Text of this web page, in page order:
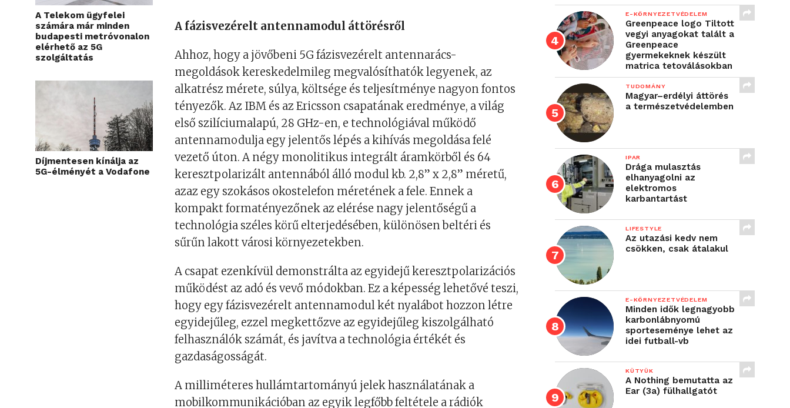
A Telekom ügyfelei
számára már minden
budapesti metróvonalon
elérhető az 5G
szolgáltatás
Díjmentesen kínálja az
5G-élményét a Vodafone
A fázisvezérelt antennamodul áttörésről
Ahhoz, hogy a jövőbeni 5G fázisvezérelt antennarács-
megoldások kereskedelmileg megvalósíthatók legyenek, az
alkatrész mérete, súlya, költsége és teljesítménye nagyon fontos
tényezők. Az IBM és az Ericsson csapatának eredménye, a világ
első szilíciumalapú, 28 GHz-en, e technológiával működő
antennamodulja egy jelentős lépés a kihívás megoldása felé
vezető úton. A négy monolitikus integrált áramkörből és 64
keresztpolarizált antennából álló modul kb. 2,8” x 2,8” méretű,
azaz egy szokásos okostelefon méretének a fele. Ennek a
kompakt formatényezőnek az elérése nagy jelentőségű a
technológia széles körű elterjedésében, különösen beltéri és
sűrűn lakott városi környezetekben.
A csapat ezenkívül demonstrálta az egyidejű keresztpolarizációs
működést az adó és vevő módokban. Ez a képesség lehetővé teszi,
hogy egy fázisvezérelt antennamodul két nyalábot hozzon létre
egyidejűleg, ezzel megkettőzve az egyidejűleg kiszolgálható
felhasználók számát, és javítva a technológia értékét és
gazdaságosságát.
A milliméteres hullámtartományú jelek használatának a
mobilkommunikációban az egyik legfőbb feltétele a rádiók
E-KÖRNYEZETVÉDELEM
Greenpeace logo Tiltott
vegyi anyagokat talált a
Greenpeace
gyermekeknek készült
matrica tetoválásokban
TUDOMÁNY
Magyar–erdélyi áttörés
a természetvédelemben
IPAR
Drága mulasztás
elhanyagolni az
elektromos
karbantartást
LIFESTYLE
Az utazási kedv nem
csökken, csak átalakul
E-KÖRNYEZETVÉDELEM
Minden idők legnagyobb
karbonlábnyomú
sporteseménye lehet az
idei futball-vb
KÜTYÜK
A Nothing bemutatta az
Ear (3a) fülhallgatót